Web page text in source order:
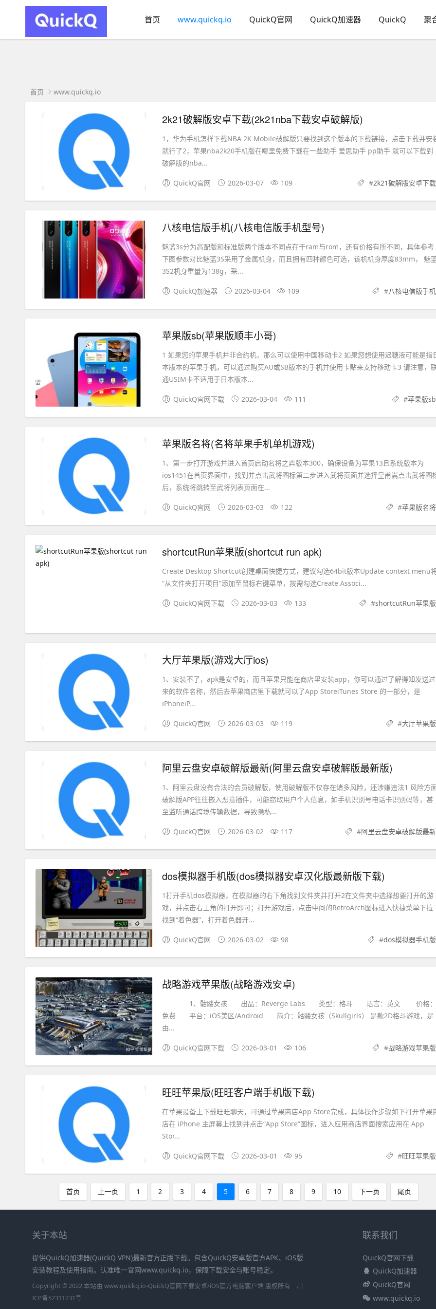
首页 www.quickq.io QuickQ官网 QuickQ加速器 QuickQ 聚
首页 www.quickq.io
2k21破解版安卓下载(2k21nba下载安卓破解版)
1，华为手机怎样下载NBA 2K Mobile破解版只要找到这个版本的下载链接，点击下载并安
就行了2，苹果nba2k20手机版在哪里免费下载在一些助手 爱思助手 pp助手 就可以下载到
破解版的nba...
QuickQ官网 2026-03-07 109 #2k21破解版安卓下载
八核电信版手机(八核电信版手机型号)
魅蓝3s分为高配版和标准版两个版本不同点在于ram与rom，还有价格有所不同，具体参考
下图参数对比魅蓝3S采用了金属机身，而且拥有四种颜色可选，该机机身厚度83mm， 魅
3S2机身重量为138g，采...
QuickQ加速器 2026-03-04 109 #八核电信版手机
苹果版sb(苹果版顺丰小哥)
1 如果您的苹果手机并非合约机，那么可以使用中国移动卡2 如果您想使用迟穗液可能是指
本版本的苹果手机，可以通过购买AU或SB版本的手机并使用卡贴来支持移动卡3 请注意，
通USIM卡不适用于日本版本...
QuickQ官网下载 2026-03-04 111 #苹果版sb
苹果版名将(名将苹果手机单机游戏)
1、第一步打开游戏并进入首页启动名将之弈版本300，确保设备为苹果13且系统版本为
ios1451在首页界面中，找到并点击武将图标第二步进入武将页面并选择皇甫嵩点击武将图
后，系统将跳转至武将列表页面在...
QuickQ官网 2026-03-03 122 #苹果版名将
shortcutRun苹果版(shortcut run apk)
Create Desktop Shortcut创建桌面快捷方式，建议勾选64bit版本Update context menu
“从文件夹打开项目”添加至鼠标右键菜单，按需勾选Create Associ...
QuickQ官网下载 2026-03-03 133 #shortcutRun苹果版
大厅苹果版(游戏大厅ios)
1、安装不了，apk是安卓的，而且苹果只能在商店里安装app，你可以通过了解得知发送过
来的软件名称，然后去苹果商店里下载就可以了App StoreiTunes Store 的一部分，是
iPhoneiP...
QuickQ官网 2026-03-03 119 #大厅苹果版
阿里云盘安卓破解版最新(阿里云盘安卓破解版最新版)
1、阿里云盘没有合法的会员破解版，使用破解版不仅存在诸多风险，还涉嫌违法1 风险方
破解版APP往往嵌入恶意插件，可能窃取用户个人信息，如手机识别号电话卡识别码等，甚
至监听通话跨境传输数据，导致隐私...
QuickQ官网 2026-03-02 117 #阿里云盘安卓破解版最新
dos模拟器手机版(dos模拟器安卓汉化版最新版下载)
1打开手机dos模拟器，在模拟器的右下角找到文件夹并打开2在文件夹中选择想要打开的游
戏，并点击右上角的打开即可；打开游戏后，点击中间的RetroArch图标进入快捷菜单下拉
找到“着色器”，打开着色器开...
QuickQ官网 2026-03-02 98 #dos模拟器手机版
战略游戏苹果版(战略游戏安卓)
1、骷髅女孩 出品：Reverge Labs 类型：格斗 语言：英文 价格：
免费 平台：iOS美区/Android 简介：骷髅女孩（Skullgirls） 是款2D格斗游戏，是
由...
QuickQ官网下载 2026-03-01 106 #战略游戏苹果版
旺旺苹果版(旺旺客户端手机版下载)
在苹果设备上下载旺旺聊天，可通过苹果商店App Store完成，具体操作步骤如下打开苹果
店在 iPhone 主屏幕上找到并点击“App Store”图标，进入应用商店界面搜索应用在 App
Stor...
QuickQ官网下载 2026-03-01 95 #旺旺苹果版
首页 上一页 1 2 3 4 5 6 7 8 9 10 下一页 尾页
关于本站
提供QuickQ加速器(QuickQ VPN)最新官方正版下载。包含QuickQ安卓版官方APK、iOS版
安装教程及使用指南。认准唯一官网www.quickq.io，保障下载安全与账号稳定。
Copyright © 2022 本站由 www.quickq.io-QuickQ官网下载安卓/iOS官方电脑客户端 版权所有
川
ICP备52311231号
联系我们
QuickQ官网下载
QuickQ加速器
QuickQ官网
www.quickq.io